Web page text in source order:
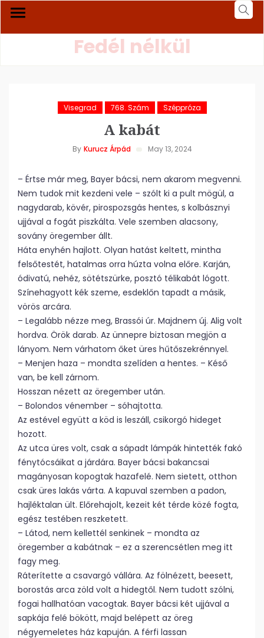
Fedél nélkül
Visegrad 768. Szám Széppróza
A kabát
By Kurucz Árpád May 13, 2024
– Értse már meg, Bayer bácsi, nem akarom megvenni.
Nem tudok mit kezdeni vele – szólt ki a pult mögül, a
nagydarab, kövér, pirospozsgás hentes, s kolbásznyi
ujjával a fogát piszkálta. Vele szemben alacsony,
sovány öregember állt.
Háta enyhén hajlott. Olyan hatást keltett, mintha
felsőtestét, hatalmas orra húzta volna előre. Karján,
ódivatú, nehéz, sötétszürke, posztó télikabát lógott.
Színehagyott kék szeme, esdeklőn tapadt a másik,
vörös arcára.
– Legalább nézze meg, Brassói úr. Majdnem új. Alig volt
hordva. Örök darab. Az ünnepre biztosan megjön a
lányom. Nem várhatom őket üres hűtőszekrénnyel.
– Menjen haza – mondta szelíden a hentes. – Késő
van, be kell zárnom.
Hosszan nézett az öregember után.
– Bolondos vénember – sóhajtotta.
Az estével együtt a köd is leszáll, csikorgó hideget
hozott.
Az utca üres volt, csak a sápadt lámpák hintették fakó
fénytócsáikat a járdára. Bayer bácsi bakancsai
magányosan kopogtak hazafelé. Nem sietett, otthon
csak üres lakás várta. A kapuval szemben a padon,
hajléktalan ült. Előrehajolt, kezeit két térde közé fogta,
egész testében reszketett.
– Látod, nem kellettél senkinek – mondta az
öregember a kabátnak – ez a szerencsétlen meg itt
fagy meg.
Ráterítette a csavargó vállára. Az fölnézett, beesett,
borostás arca zöld volt a hidegtől. Nem tudott szólni,
fogai hallhatóan vacogtak. Bayer bácsi két ujjával a
sapkája felé bökött, majd belépett az öreg
négyemeletes ház kapuján. A férfi lassan